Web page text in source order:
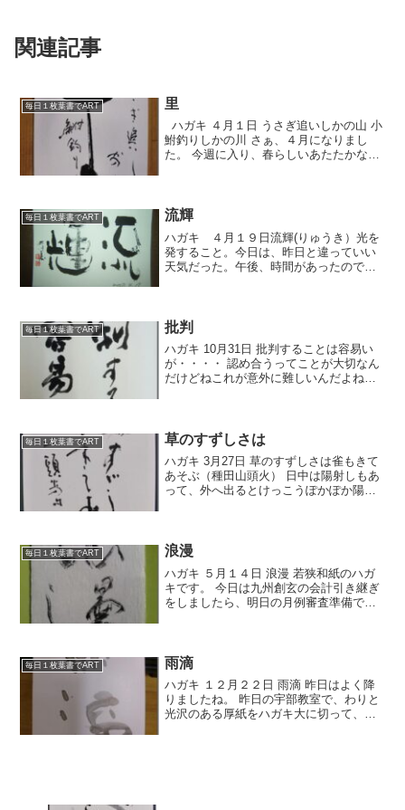
関連記事
毎日１枚葉書でART 里
ハガキ ４月１日 うさぎ追いしかの山 小
鮒釣りしかの川 さぁ、４月になりまし
た。 今週に入り、春らしいあたたかな
日、妻が庭...
毎日１枚葉書でART 流輝
ハガキ ４月１９日流輝(りゅうき）光を
発すること。今日は、昨日と違っていい
天気だった。午後、時間があったので江
ので、ちょっとびっくり...
毎日１枚葉書でART 批判
ハガキ 10月31日 批判することは容易い
が・・・・ 認め合うってことが大切なん
だけどねこれが意外に難しいんだよね。
いに信頼して...
毎日１枚葉書でART 草のすずしさは
ハガキ 3月27日 草のすずしさは雀もきて
あそぶ（種田山頭火） 日中は陽射しもあ
って、外へ出るとけっこうぽかぽか陽
品集の編集を...
毎日１枚葉書でART 浪漫
ハガキ ５月１４日 浪漫 若狭和紙のハガ
キです。 今日は九州創玄の会計引き継ぎ
をしましたら、明日の月例審査準備で
が、関係の方にはた...
毎日１枚葉書でART 雨滴
ハガキ １２月２２日 雨滴 昨日はよく降
りましたね。 昨日の宇部教室で、わりと
光沢のある厚紙をハガキ大に切って、淡